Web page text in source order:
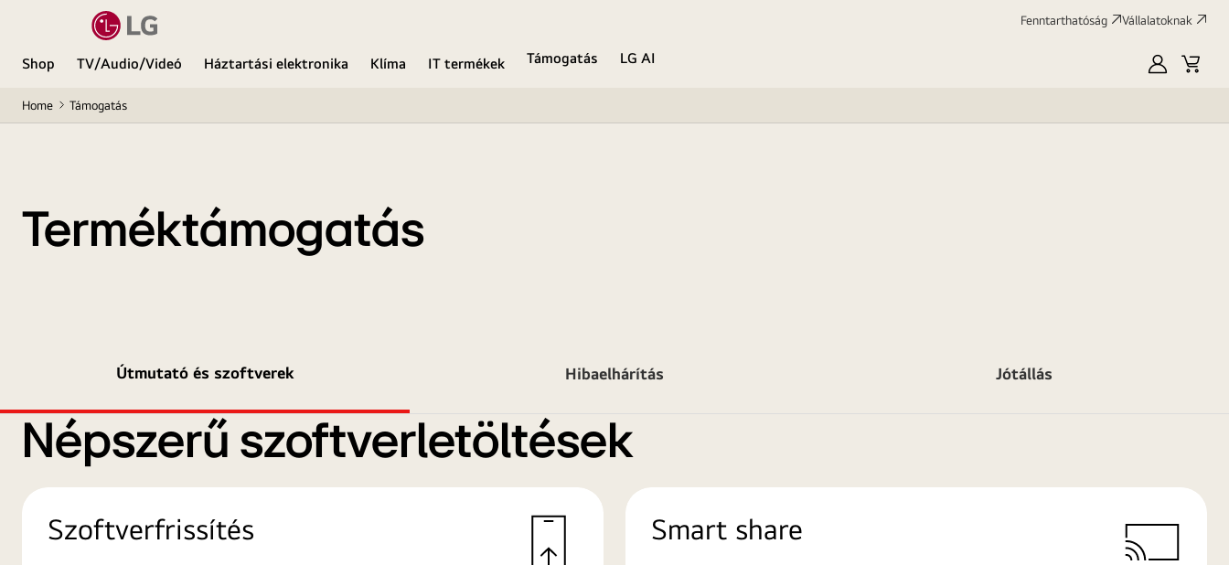
Fenntarthatóság Vállalatoknak
Shop TV/Audio/Videó Háztartási elektronika Klíma IT termékek Támogatás
LG AI
SajátKosár
Home Támogatás
Terméktámogatás
Útmutató és szoftverek Hibaelhárítás Jótállás
Népszerű szoftverletöltések
Szoftverfrissítés Smart share